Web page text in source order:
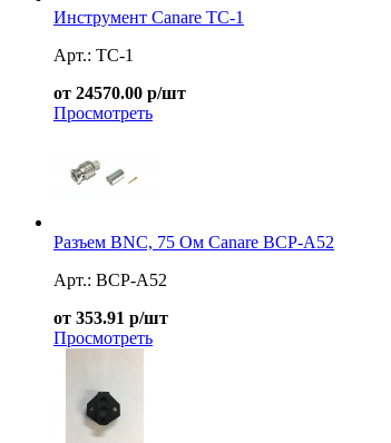
Инструмент Canare TC-1
Арт.: TC-1
от 24570.00 р/шт
Просмотреть
Разъем BNC, 75 Ом Canare BCP-A52
Арт.: BCP-A52
от 353.91 р/шт
Просмотреть